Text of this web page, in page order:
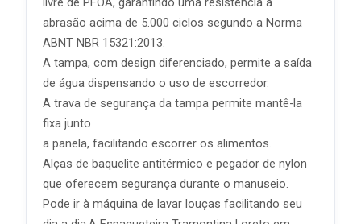
livre de PFOA, garantindo uma resistência à
abrasão acima de 5.000 ciclos segundo a Norma
ABNT NBR 15321:2013.
A tampa, com design diferenciado, permite a saída
de água dispensando o uso de escorredor.
A trava de segurança da tampa permite mantê-la
fixa junto
a panela, facilitando escorrer os alimentos.
Alças de baquelite antitérmico e pegador de nylon
que oferecem segurança durante o manuseio.
Pode ir à máquina de lavar louças facilitando seu